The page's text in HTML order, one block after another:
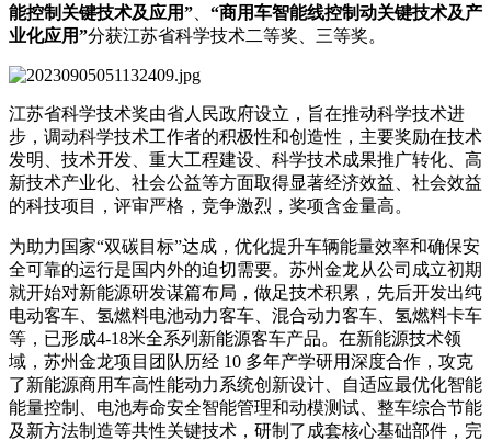
能控制关键技术及应用”
“商用车智能线控制动关键技术及产
业化应用”分获江苏省科学技术二等奖、三等奖。
江苏省科学技术奖由省人民政府设立，旨在推动科学技术进
步，调动科学技术工作者的积极性和创造性，主要奖励在技术
发明、技术开发、重大工程建设、科学技术成果推广转化、高
新技术产业化、社会公益等方面取得显著经济效益、社会效益
的科技项目，评审严格，竞争激烈，奖项含金量高。
为助力国家“双碳目标”达成，优化提升车辆能量效率和确保安
全可靠的运行是国内外的迫切需要。苏州金龙从公司成立初期
就开始对新能源研发谋篇布局，做足技术积累，先后开发出纯
电动客车、氢燃料电池动力客车、混合动力客车、氢燃料卡车
等，已形成4-18米全系列新能源客车产品。在新能源技术领
域，苏州金龙项目团队历经 10 多年产学研用深度合作，攻克
了新能源商用车高性能动力系统创新设计、自适应最优化智能
能量控制、电池寿命安全智能管理和动模测试、整车综合节能
及新方法制造等共性关键技术，研制了成套核心基础部件，完